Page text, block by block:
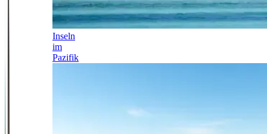
Inseln
im
Pazifik